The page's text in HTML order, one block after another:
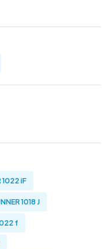
1022 iF
1018 J
f